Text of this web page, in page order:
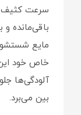
سرعت کثیف
باقی‌مانده
مایع
خاص خود این
آلودگی‌ها
بین می‌برد.